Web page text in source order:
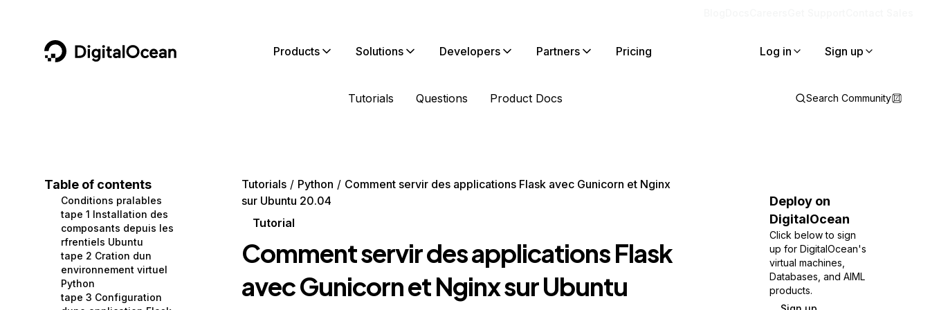
DigitalOcean Products
Containers and Images
Managed Databases
Management and Dev Tools
Networking
Security
Solutions
Data and IoT
Developer Tools
Gaming and Media
Hosting
Security and Networking
Developers
Developer Tools
Get Involved
Utilities and Help
Partners Pricing Log in Sign up
Tutorials Questions Product Docs Search Community
Table of contents
Conditions pralables
tape 1 Installation des
composants depuis les
rfrentiels Ubuntu
tape 2 Cration dun
environnement virtuel
Python
tape 3 Configuration
Tutorials Python
Comment servir des applications Flask avec Gunicorn et Nginx
sur Ubuntu 20.04
Tutorial
Comment servir des applications Flask
avec Gunicorn et Nginx sur Ubuntu
Deploy on
DigitalOcean
Click below to sign
up for DigitalOcean's
virtual machines,
Databases, and AIML
products.